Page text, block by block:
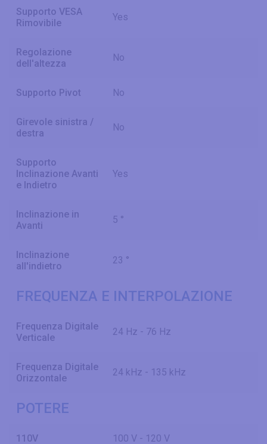
Supporto VESA
Rimovibile
Yes
Regolazione
dell'altezza
No
Supporto Pivot No
Girevole sinistra /
destra
No
Supporto
Inclinazione Avanti
e Indietro
Yes
Inclinazione in
Avanti
5 °
Inclinazione
all'indietro
23 °
FREQUENZA E INTERPOLAZIONE
Frequenza Digitale
Verticale
24 Hz - 76 Hz
Frequenza Digitale
Orizzontale
24 kHz - 135 kHz
POTERE
110V 100 V - 120 V